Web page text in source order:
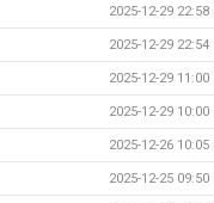
2025-12-29 22:58
2025-12-29 22:54
2025-12-29 11:00
2025-12-29 10:00
2025-12-26 10:05
2025-12-25 09:50